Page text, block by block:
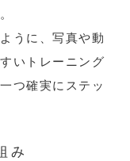
うに、写真や動
いトレーニング
つ確実にステッ
み